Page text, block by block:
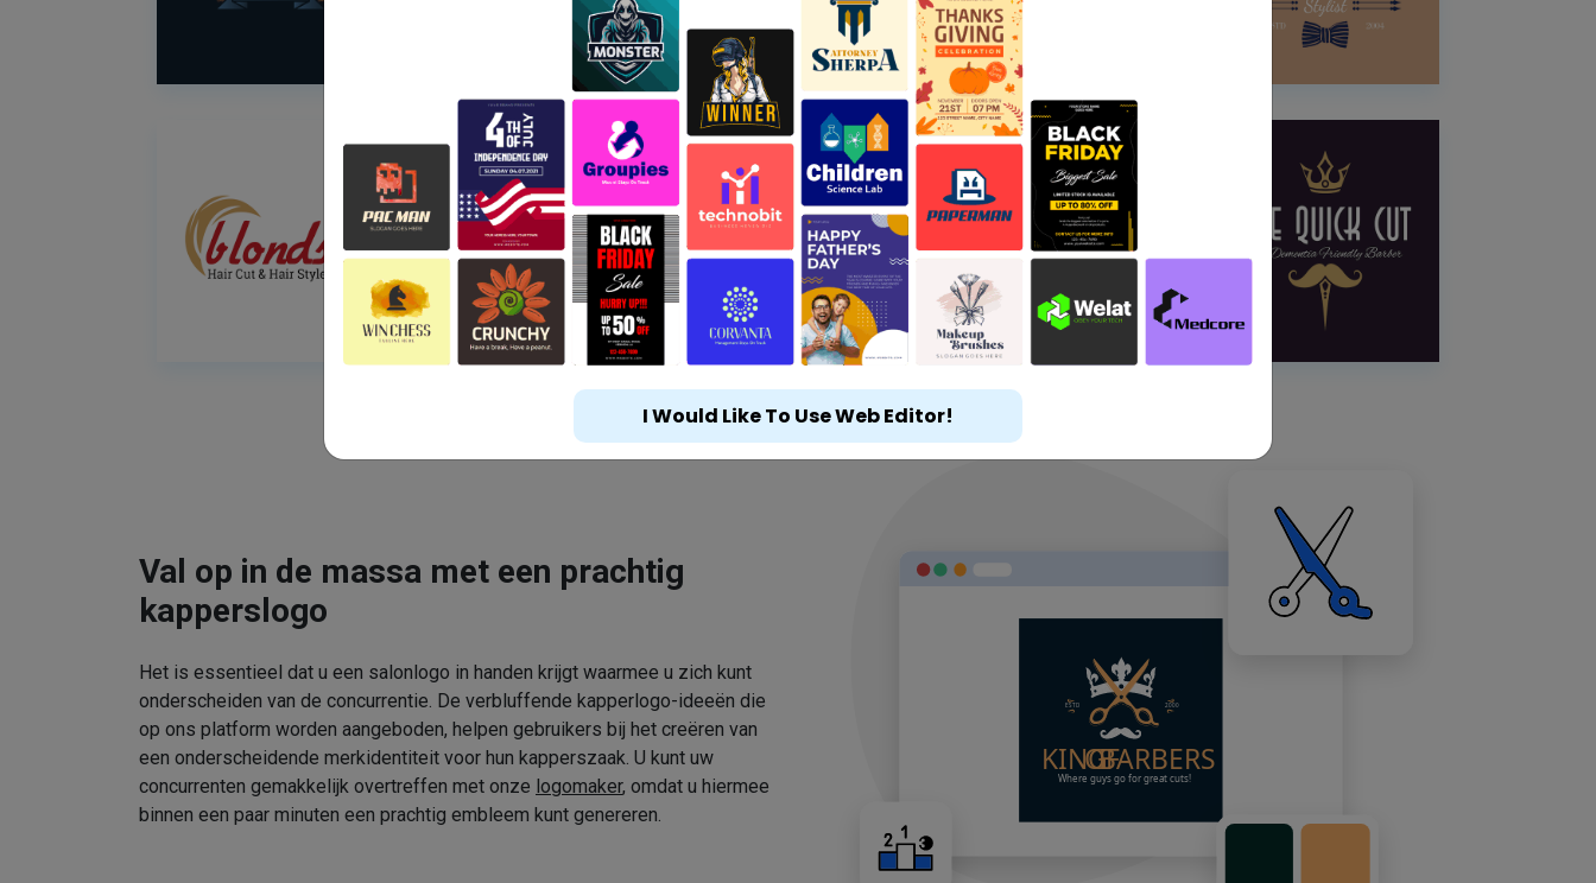
Val op in de massa met een prachtig
kapperslogo
Het is essentieel dat u een salonlogo in handen krijgt waarmee u zich kunt
onderscheiden van de concurrentie. De verbluffende kapperlogo-ideeën die
op ons platform worden aangeboden, helpen gebruikers bij het creëren van
een onderscheidende merkidentiteit voor hun kapperszaak. U kunt uw
concurrenten gemakkelijk overtreffen met onze logomaker, omdat u hiermee
binnen een paar minuten een prachtig embleem kunt genereren.
I Would Like To Use Web Editor!